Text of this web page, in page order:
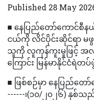
Published 28 May
■ နေပြည်တော်ကောင်စီ
ငယ်ကို လိင်ပိုင်းဆိုင်ရာ မ
သူကို လူကုန်ကူးမှုဖြင့် အလု
ကြောင်း မြန်မာနိုင်ငံရဲ
■ ဖြစ်စဉ်မှာ နေပြည်တေ
------၊(၁၀/၂၀၂၆) နှစ်